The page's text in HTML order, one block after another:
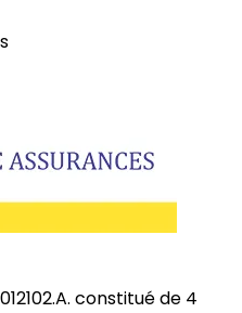
constitué de 4